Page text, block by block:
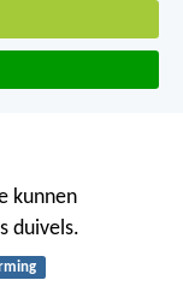
kunnen
duivels.